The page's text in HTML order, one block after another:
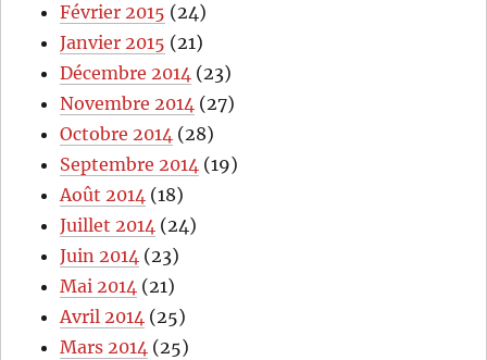
Février 2015 (24)
Janvier 2015 (21)
Décembre 2014 (23)
Novembre 2014 (27)
Octobre 2014 (28)
Septembre 2014 (19)
Août 2014 (18)
Juillet 2014 (24)
Juin 2014 (23)
Mai 2014 (21)
Avril 2014 (25)
Mars 2014 (25)